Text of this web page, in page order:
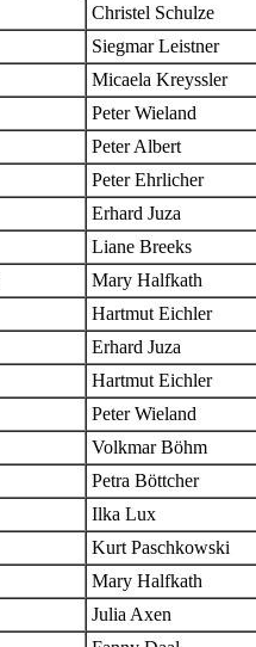
Christel Schulze
Siegmar Leistner
Micaela Kreyssler
Peter Wieland
Peter Albert
Peter Ehrlicher
Erhard Juza
Liane Breeks
Mary Halfkath
Hartmut Eichler
Erhard Juza
Hartmut Eichler
Peter Wieland
Volkmar Böhm
Petra Böttcher
Ilka Lux
Kurt Paschkowski
Mary Halfkath
Julia Axen